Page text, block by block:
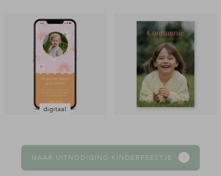
digitaal
NAAR UITNODIGING KINDERFEESTJE